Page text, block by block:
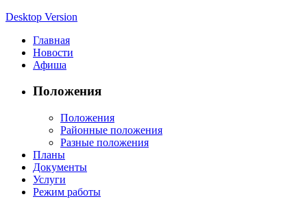
Desktop Version
Главная
Новости
Афиша
Положения
Положения
Районные положения
Разные положения
Планы
Документы
Услуги
Режим работы